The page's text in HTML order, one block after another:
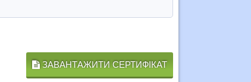
ЗАВАНТАЖИТИ СЕРТИФІКАТ